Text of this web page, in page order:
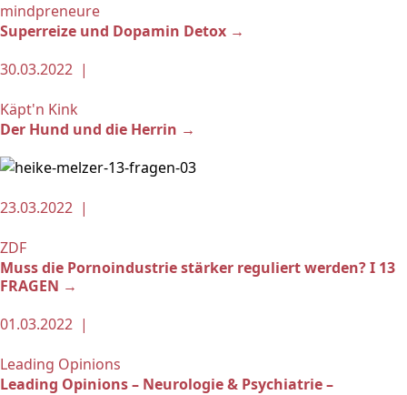
mindpreneure
Superreize und Dopamin Detox →
30.03.2022 |
Käpt'n Kink
Der Hund und die Herrin →
23.03.2022 |
ZDF
Muss die Pornoindustrie stärker reguliert werden? I 13
FRAGEN →
01.03.2022 |
Leading Opinions
Leading Opinions – Neurologie & Psychiatrie –